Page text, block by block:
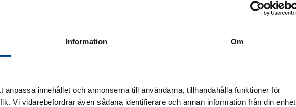
Information Om
anpassa innehållet och annonserna till användarna, tillhandahålla funktioner för
Vi vidarebefordrar även sådana identifierare och annan information från din enhet
å koble av, men også for å oppleve andre kulturer. Dessuten er hun veldig
driver med terrengløp.